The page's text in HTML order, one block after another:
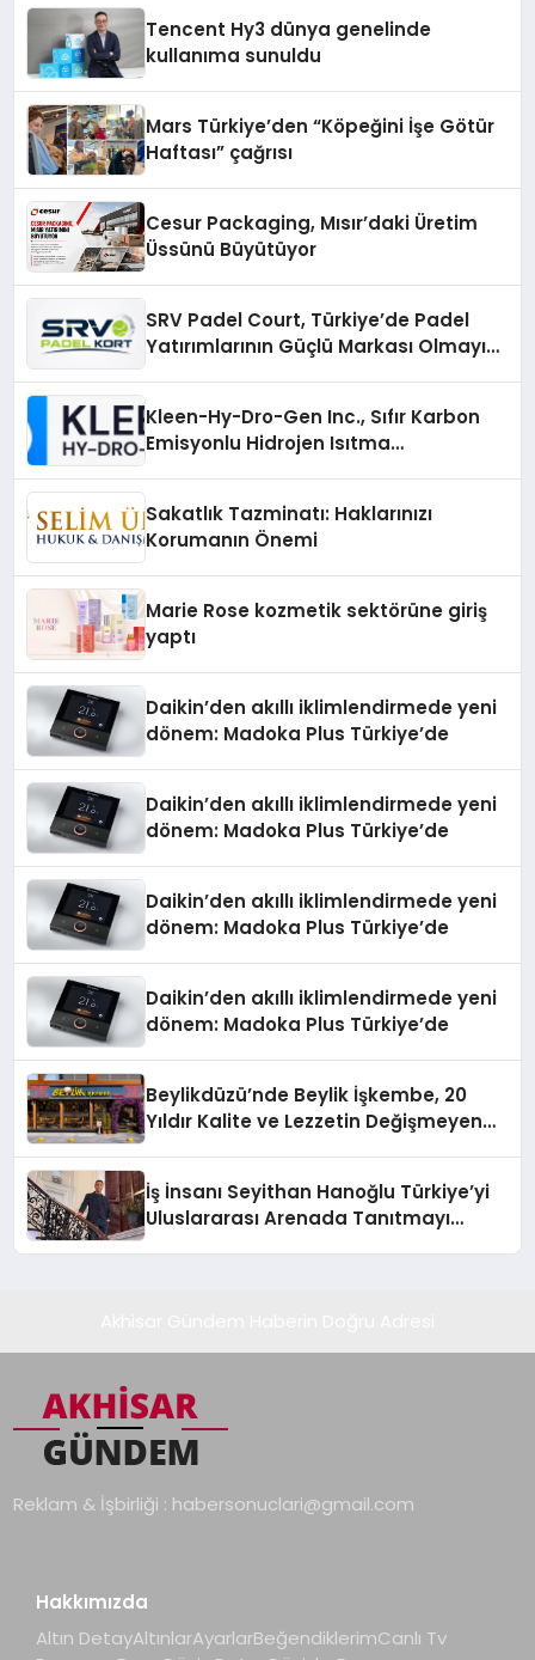
Tencent Hy3 dünya genelinde
kullanıma sunuldu
Mars Türkiye’den “Köpeğini İşe Götür
Haftası” çağrısı
Cesur Packaging, Mısır’daki Üretim
Üssünü Büyütüyor
SRV Padel Court, Türkiye’de Padel
Yatırımlarının Güçlü Markası Olmayı
Kleen-Hy-Dro-Gen Inc., Sıfır Karbon
Emisyonlu Hidrojen Isıtma
Sakatlık Tazminatı: Haklarınızı
Korumanın Önemi
Marie Rose kozmetik sektörüne giriş
yaptı
Daikin’den akıllı iklimlendirmede yeni
dönem: Madoka Plus Türkiye’de
Daikin’den akıllı iklimlendirmede yeni
dönem: Madoka Plus Türkiye’de
Daikin’den akıllı iklimlendirmede yeni
dönem: Madoka Plus Türkiye’de
Daikin’den akıllı iklimlendirmede yeni
dönem: Madoka Plus Türkiye’de
Beylikdüzü’nde Beylik İşkembe, 20
Yıldır Kalite ve Lezzetin Değişmeyen
İş İnsanı Seyithan Hanoğlu Türkiye’yi
Uluslararası Arenada Tanıtmayı
Reklam & İşbirliği : habersonuclari@gmail.com
Hakkımızda
Altın DetayAltınlarAyarlarBeğendiklerimCanlı Tv